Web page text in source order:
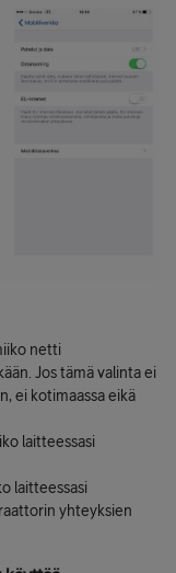
netti
Jos tämä valinta ei
ei kotimaassa eikä
laitteessasi
laitteessasi
yhteyksien